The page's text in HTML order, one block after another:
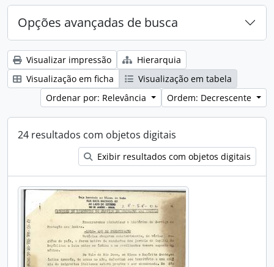
Opções avançadas de busca
Visualizar impressão
Hierarquia
Visualização em ficha
Visualização em tabela
Ordenar por: Relevância
Ordem: Decrescente
24 resultados com objetos digitais
Exibir resultados com objetos digitais